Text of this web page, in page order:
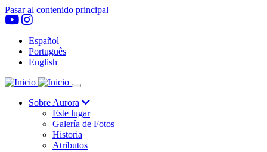
Pasar al contenido principal
Español
Português
English
Aurora
Navegación
principal
Sobre Aurora
Este lugar
Galería de Fotos
Historia
Atributos